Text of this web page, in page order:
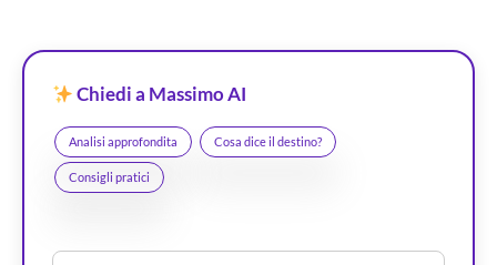
Chiedi a Massimo AI
Analisi approfondita Cosa dice il destino?
Consigli pratici